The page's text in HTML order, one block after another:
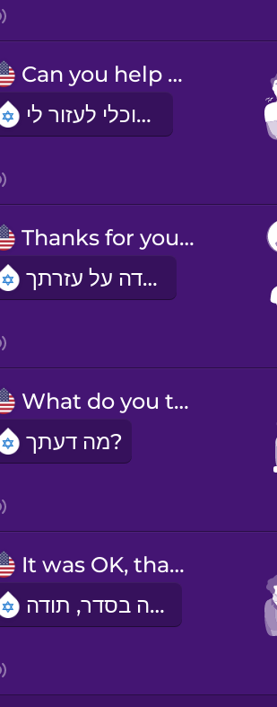
Can you help me?
תוכלי לעזור לי?
Thanks for your help.
תודה על עזרתך.
What do you think?
מה דעתך?
It was OK, thanks.
היה בסדר, תודה.